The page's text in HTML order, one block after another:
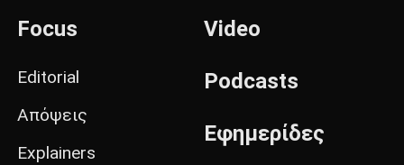
Focus
Editorial
Απόψεις
Explainers
Video
Podcasts
Εφημερίδες